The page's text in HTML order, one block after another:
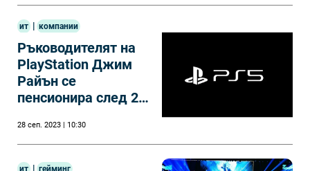
ит | компании
Ръководителят на
PlayStation Джим
Райън се
пенсионира след 28
Sony
28 сеп. 2023 | 10:30
|